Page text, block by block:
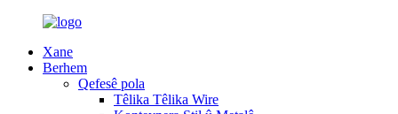
Xane
Berhem
Qefesê pola
Têlika Têlika Wire